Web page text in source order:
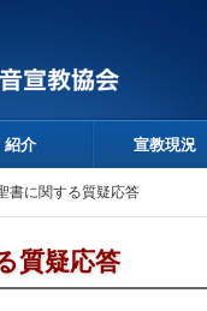
紹介 宣教現況
書に関する質疑応答
質疑応答